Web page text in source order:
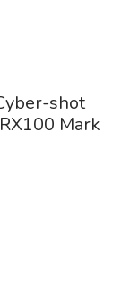
shot
Mark